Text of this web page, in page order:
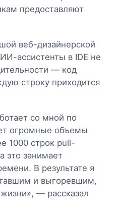
предоставляют
веб-дизайнерской
ассистенты в IDE не
— код
строку приходится
со мной по
огромные объемы
1000 строк pull-
это занимает
В результате я
и выгоревшим,
— рассказал